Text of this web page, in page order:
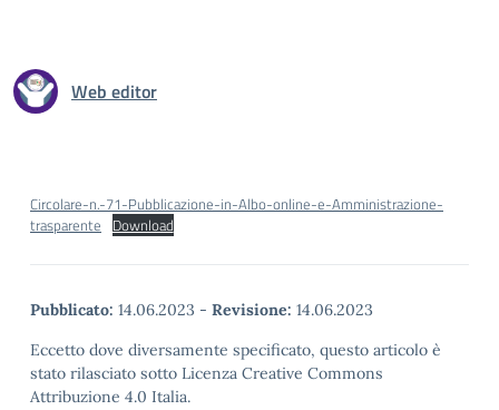
Web editor
Circolare-n.-71-Pubblicazione-in-Albo-online-e-Amministrazione-
trasparente Download
Pubblicato: 14.06.2023 - Revisione: 14.06.2023
Eccetto dove diversamente specificato, questo articolo è
stato rilasciato sotto Licenza Creative Commons
Attribuzione 4.0 Italia.